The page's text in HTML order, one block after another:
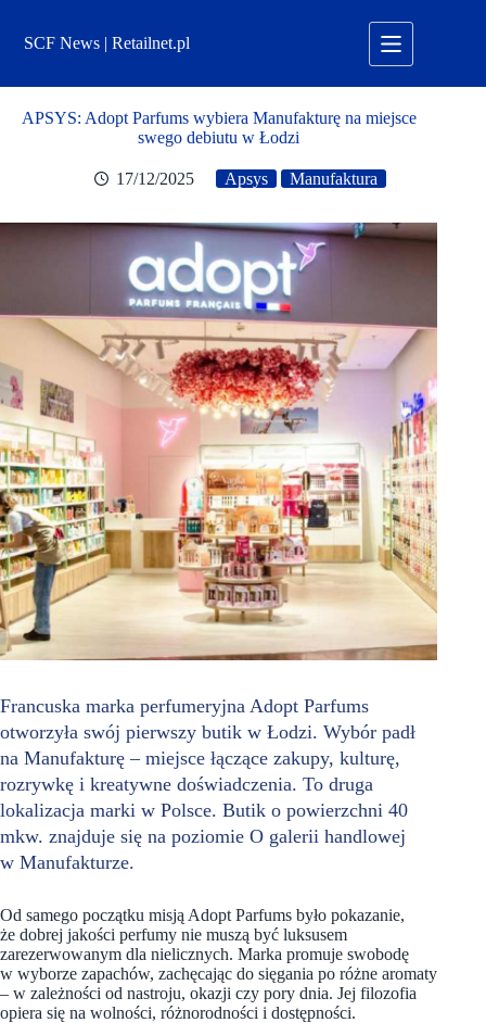
treściSCF News | Retailnet.pl
APSYS: Adopt Parfums wybiera Manufakturę na miejsce
swego debiutu w Łodzi
17/12/2025 Apsys Manufaktura
Francuska marka perfumeryjna Adopt Parfums
otworzyła swój pierwszy butik w Łodzi. Wybór padł
na Manufakturę – miejsce łączące zakupy, kulturę,
rozrywkę i kreatywne doświadczenia. To druga
lokalizacja marki w Polsce. Butik o powierzchni 40
mkw. znajduje się na poziomie O galerii handlowej
w Manufakturze.
Od samego początku misją Adopt Parfums było pokazanie,
że dobrej jakości perfumy nie muszą być luksusem
zarezerwowanym dla nielicznych. Marka promuje swobodę
w wyborze zapachów, zachęcając do sięgania po różne aromaty
– w zależności od nastroju, okazji czy pory dnia. Jej filozofia
opiera się na wolności, różnorodności i dostępności.